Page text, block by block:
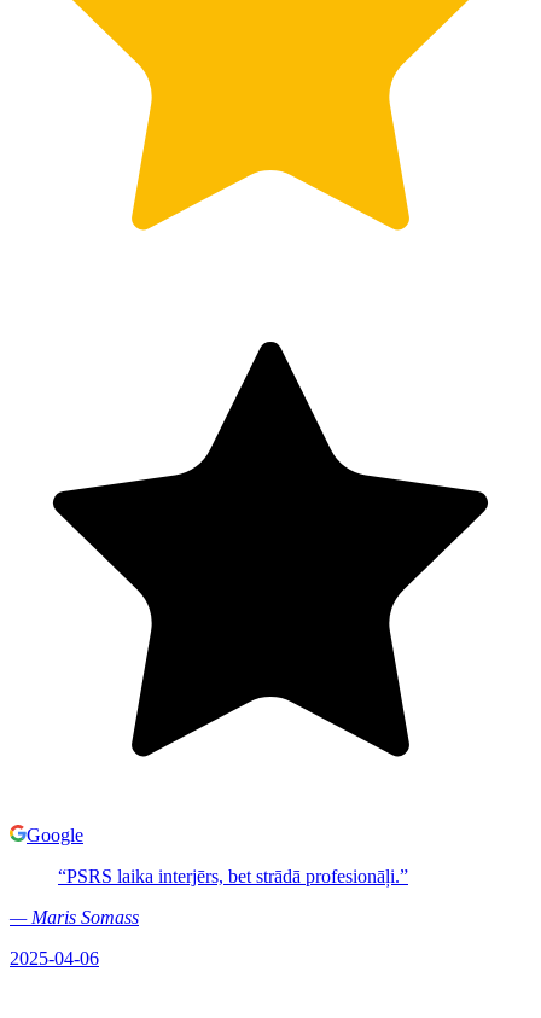
Google
“PSRS laika interjērs, bet strādā profesionāļi.”
— Maris Somass
2025-04-06